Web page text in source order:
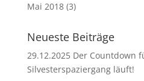
Mai 2018(3)
Neueste Beiträge
29.12.2025 Der Countdown
Silvesterspaziergang läuft!